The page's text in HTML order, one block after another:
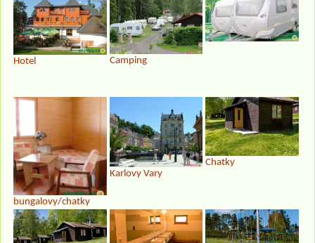
Hotel Camping
bungalovy/chatky
Karlovy Vary
Chatky